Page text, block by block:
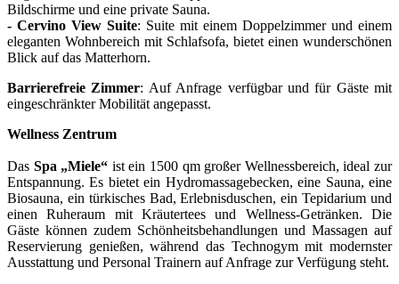
Bildschirme und eine private Sauna.
- Cervino View Suite: Suite mit einem Doppelzimmer und einem
eleganten Wohnbereich mit Schlafsofa, bietet einen wunderschönen
Blick auf das Matterhorn.
Barrierefreie Zimmer: Auf Anfrage verfügbar und für Gäste mit
eingeschränkter Mobilität angepasst.
Wellness Zentrum
Das Spa „Miele“ ist ein 1500 qm großer Wellnessbereich, ideal zur
Entspannung. Es bietet ein Hydromassagebecken, eine Sauna, eine
Biosauna, ein türkisches Bad, Erlebnisduschen, ein Tepidarium und
einen Ruheraum mit Kräutertees und Wellness-Getränken. Die
Gäste können zudem Schönheitsbehandlungen und Massagen auf
Reservierung genießen, während das Technogym mit modernster
Ausstattung und Personal Trainern auf Anfrage zur Verfügung steht.